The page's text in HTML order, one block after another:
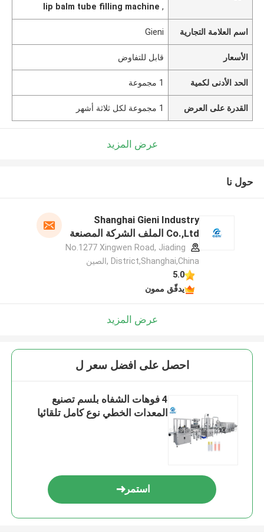
,
lip balm tube filling machine
اسم العلامة التجارية Gieni
الأسعار قابل للتفاوض
الحد الأدنى لكمية 1 مجموعة
القدرة على العرض 1 مجموعة لكل ثلاثة أشهر
عرض المزيد
حول نا
Shanghai Gieni Industry
Co.,Ltd الملف الشركة المصنعة
No.1277 Xingwen Road, Jiading
District,Shanghai,China ,الصين
5.0
يدقّق ممون
عرض المزيد
احصل على افضل سعر ل
4 فوهات الشفاه بلسم تصنيع
المعدات الخطي نوع كامل تلقائيا
استمر